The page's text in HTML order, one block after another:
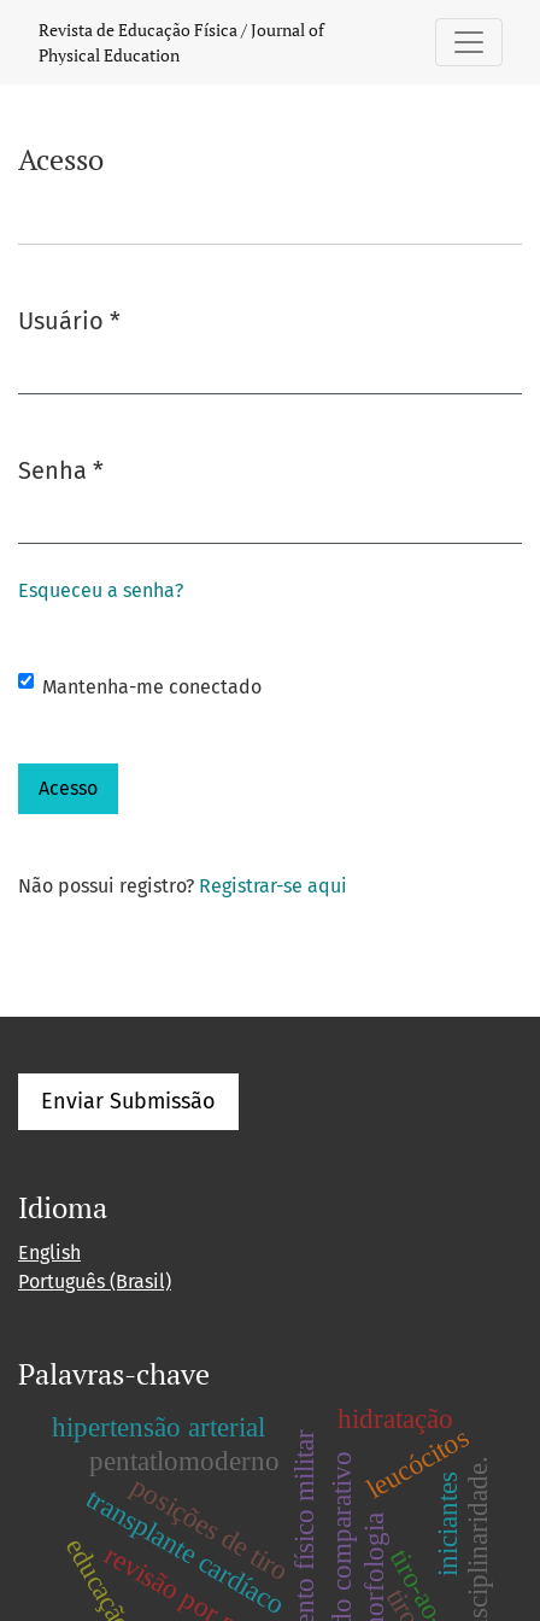
Acesso
Revista de Educação Física / Journal of
Physical Education
Acesso
Usuário *
Senha *
Esqueceu a senha?
Mantenha-me conectado
Acesso
Não possui registro? Registrar-se aqui
Enviar Submissão
Idioma
English
Português (Brasil)
Palavras-chave
estudo comparativomorfologia
transplante cardíaco
pentatlomoderno interdisciplinaridade.
leucócitos
tiro
hipertensão arterial
posições de tiro iniciantes
hidratação